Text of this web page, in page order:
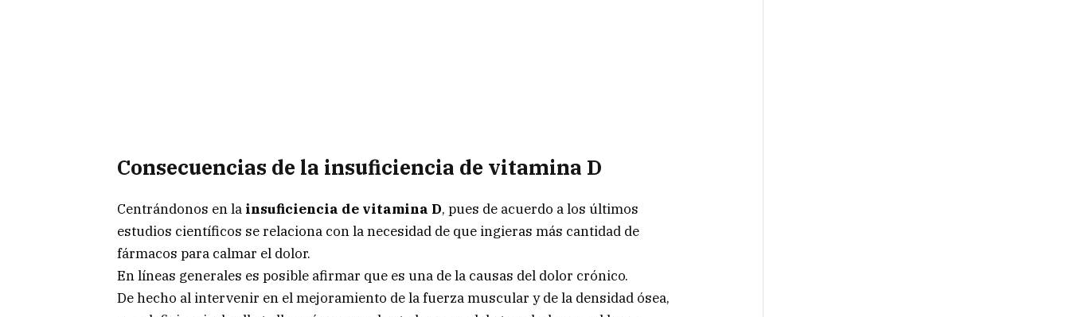
Consecuencias de la insuficiencia de vitamina D
Centrándonos en la insuficiencia de vitamina D, pues de acuerdo a los últimos
estudios científicos se relaciona con la necesidad de que ingieras más cantidad de
fármacos para calmar el dolor.
En líneas generales es posible afirmar que es una de la causas del dolor crónico.
De hecho al intervenir en el mejoramiento de la fuerza muscular y de la densidad ósea,